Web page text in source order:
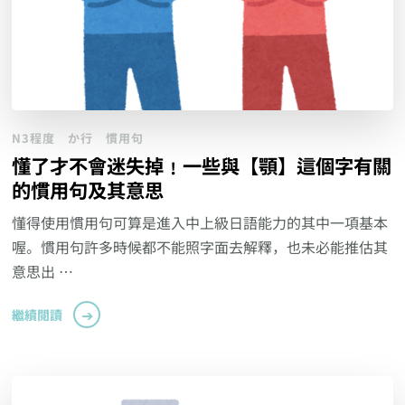
N3程度 か行 慣用句
懂了才不會迷失掉﹗一些與【顎】這個字有關
的慣用句及其意思
懂得使用慣用句可算是進入中上級日語能力的其中一項基本
喔。慣用句許多時候都不能照字面去解釋，也未必能推估其
意思出 …
繼續閱讀